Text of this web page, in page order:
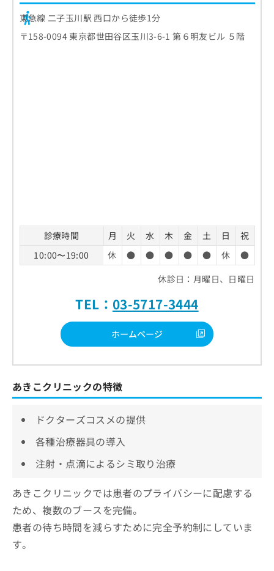
東急線 二子玉川駅 西口から徒歩1分
〒158-0094 東京都世田谷区玉川3-6-1 第６明友ビル ５階
診療時間 月 火 水 木 金 土 日
祝
10:00〜19:00
休 ● ● ● ● ● 休
●
休診日：月曜日、日曜日
TEL： 03-5717-3444
ホームページ
あきこクリニックの特徴
ドクターズコスメの提供
各種治療器具の導入
注射・点滴によるシミ取り治療
あきこクリニックでは患者のプライバシーに配慮する
ため、複数のブースを完備。
患者の待ち時間を減らすために完全予約制にしていま
す。